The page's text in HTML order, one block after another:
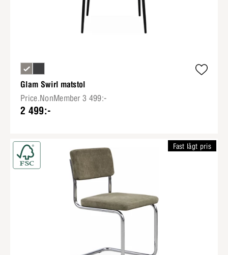
Glam Swirl matstol
Price.NonMember 3 499:-
2 499:-
Fast lågt pris